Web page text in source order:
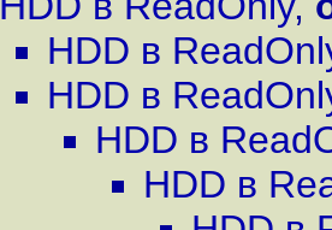
HDD в
HDD в
HDD в
HDD в